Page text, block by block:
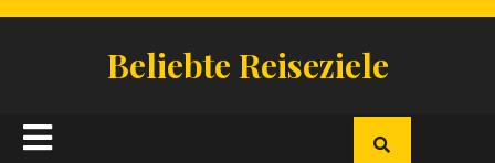
Beliebte Reiseziele
Open